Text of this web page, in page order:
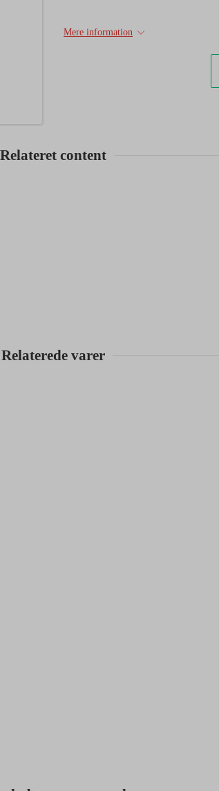
Mere information
Relateret content
Relaterede varer